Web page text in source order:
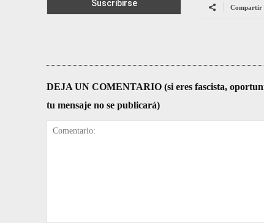
Compartir
DEJA UN COMENTARIO (si eres fascista,
tu mensaje no se publicará)